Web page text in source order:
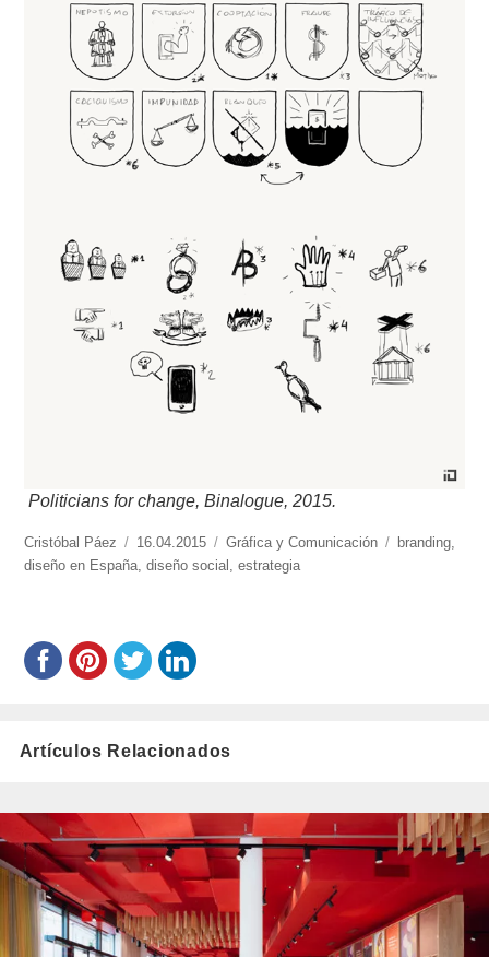
Politicians for change, Binalogue, 2015.
https://www.experimenta.es/author/cristobal-
paez/
Cristóbal Páez
Publicado
el
16.04.2015 Categorías
Gráfica y Comunicación Etiquetas
branding
diseño en España ,diseño social ,estrategia
Artículos Relacionados